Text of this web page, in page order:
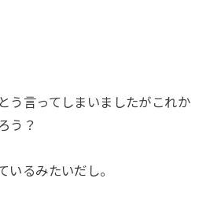
う言ってしまいましたがこれか
う？
いるみたいだし。